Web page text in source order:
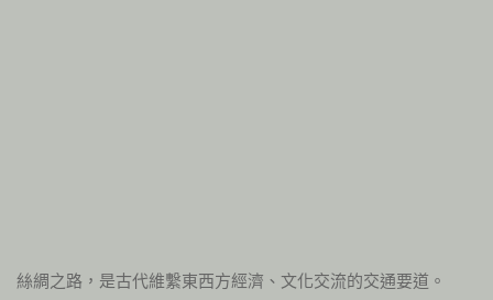
絲綢之路，是古代維繫東西方經濟、文化交流的交通要道。